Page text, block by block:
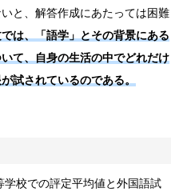
と、解答作成にあたっては困難
は、「語学」とその背景にある
て、自身の生活の中でどれだけ
試されているのである。
校での評定平均値と外国語試